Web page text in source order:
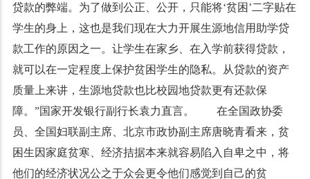
贷款的弊端。为了做到公正、公开，只能将‘贫困’二字贴在
学生的身上，这也是我们现在大力开展生源地信用助学贷
款工作的原因之一。让学生在家乡、在入学前获得贷款，
就可以在一定程度上保护贫困学生的隐私。从贷款的资产
质量上来讲，生源地贷款也比校园地贷款更有还款保
障。”国家开发银行副行长袁力直言。 在全国政协委
员、全国妇联副主席、北京市政协副主席唐晓青看来，贫
困生因家庭贫寒、经济拮据本来就容易陷入自卑之中，将
他们的经济状况公之于众会更令他们感觉到自己的贫